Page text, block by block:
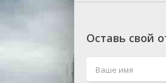
Оставь свой